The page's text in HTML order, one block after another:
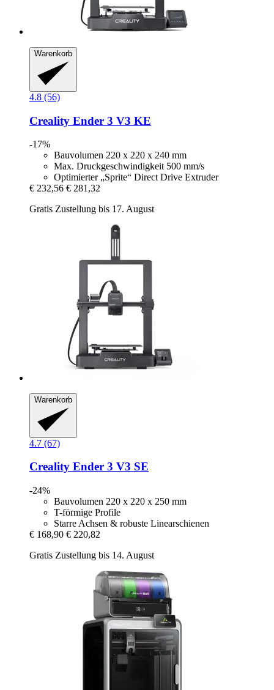
Warenkorb
4.8 (56)
Creality Ender 3 V3 KE
-17%
Bauvolumen 220 x 220 x 240 mm
Max. Druckgeschwindigkeit 500 mm/s
Optimierter „Sprite“ Direct Drive Extruder
€ 232,56 € 281,32
Gratis Zustellung bis 17. August
Warenkorb
4.7 (67)
Creality Ender 3 V3 SE
-24%
Bauvolumen 220 x 220 x 250 mm
T-förmige Profile
Starre Achsen & robuste Linearschienen
€ 168,90 € 220,82
Gratis Zustellung bis 14. August